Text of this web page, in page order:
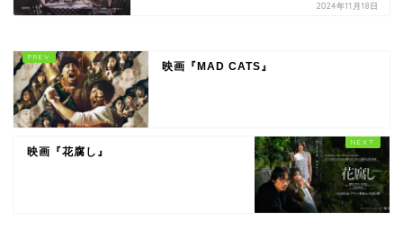
2024年11月18日
映画『MAD CATS』
映画『花腐し』